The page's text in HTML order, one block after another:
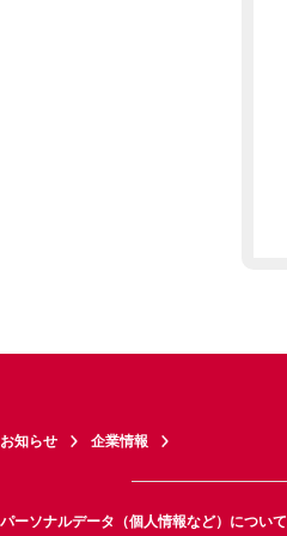
お知らせ 企業情報
パーソナルデータ（個人情報など）について